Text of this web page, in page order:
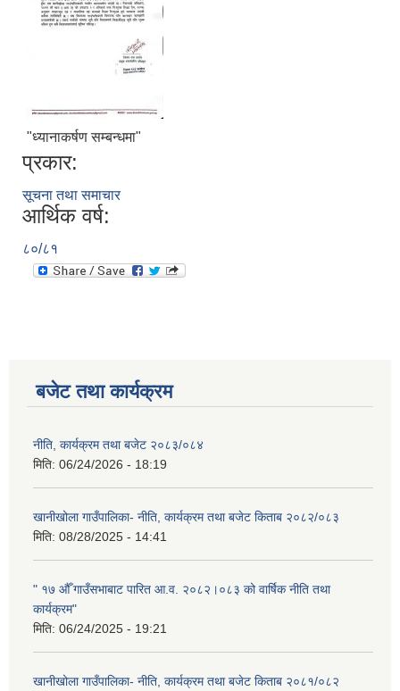
"ध्यानाकर्षण सम्बन्धमा"
प्रकार:
सूचना तथा समाचार
आर्थिक वर्ष:
८०/८१
बजेट तथा कार्यक्रम
नीति, कार्यक्रम तथा बजेट २०८३/०८४
मिति: 06/24/2026 - 18:19
खानीखोला गाउँपालिका- नीति, कार्यक्रम तथा बजेट किताब २०८२/०८३
मिति: 08/28/2025 - 14:41
" १७ औँ गाउँसभाबाट पारित आ.व. २०८२।०८३ को वार्षिक नीति तथा
कार्यक्रम"
मिति: 06/24/2025 - 19:21
खानीखोला गाउँपालिका- नीति, कार्यक्रम तथा बजेट किताब २०८१/०८२